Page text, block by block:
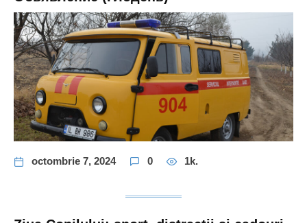
octombrie 7, 2024 0 1k.